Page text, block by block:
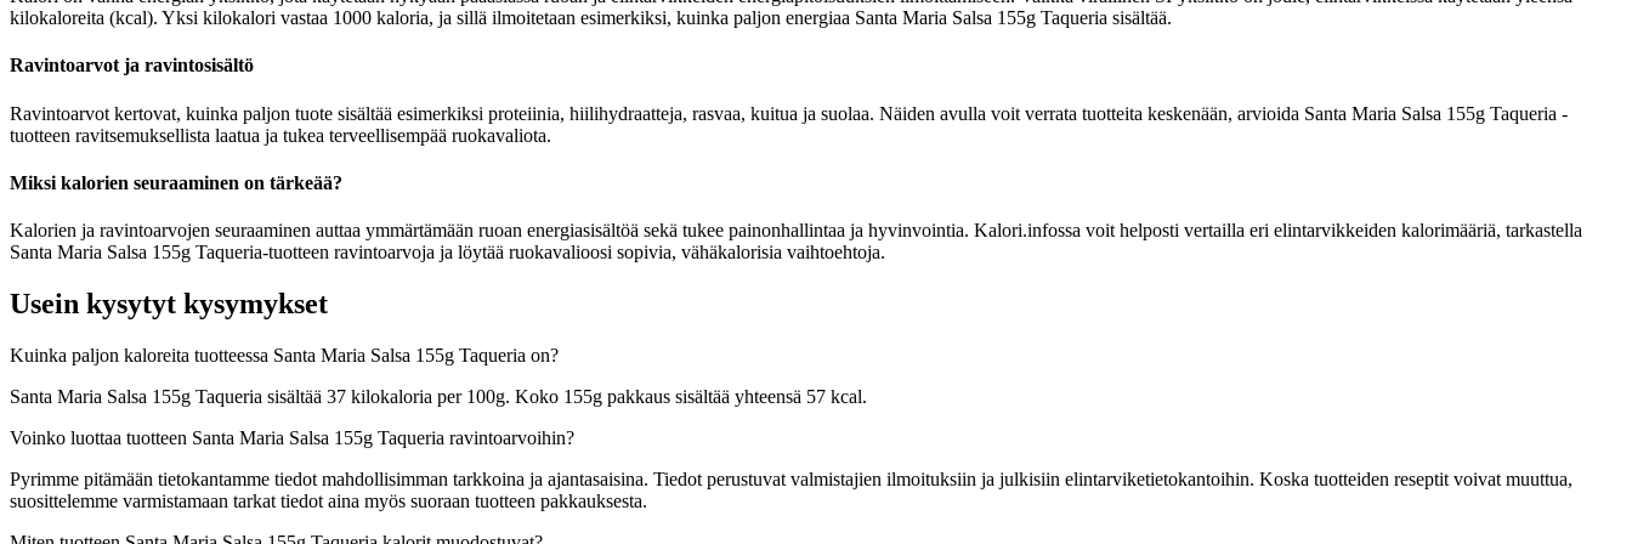
kilokaloreita (kcal). Yksi kilokalori vastaa 1000 kaloria, ja sillä ilmoitetaan esimerkiksi, kuinka paljon energiaa Santa Maria Salsa 155g Taqueria sisältää.
Ravintoarvot ja ravintosisältö
Ravintoarvot kertovat, kuinka paljon tuote sisältää esimerkiksi proteiinia, hiilihydraatteja, rasvaa, kuitua ja suolaa. Näiden avulla voit verrata tuotteita keskenään, arvioida Santa Maria Salsa 155g Taqueria -
tuotteen ravitsemuksellista laatua ja tukea terveellisempää ruokavaliota.
Miksi kalorien seuraaminen on tärkeää?
Kalorien ja ravintoarvojen seuraaminen auttaa ymmärtämään ruoan energiasisältöä sekä tukee painonhallintaa ja hyvinvointia. Kalori.infossa voit helposti vertailla eri elintarvikkeiden kalorimääriä, tarkastella
Santa Maria Salsa 155g Taqueria-tuotteen ravintoarvoja ja löytää ruokavalioosi sopivia, vähäkalorisia vaihtoehtoja.
Usein kysytyt kysymykset
Kuinka paljon kaloreita tuotteessa Santa Maria Salsa 155g Taqueria on?
Santa Maria Salsa 155g Taqueria sisältää 37 kilokaloria per 100g. Koko 155g pakkaus sisältää yhteensä 57 kcal.
Voinko luottaa tuotteen Santa Maria Salsa 155g Taqueria ravintoarvoihin?
Pyrimme pitämään tietokantamme tiedot mahdollisimman tarkkoina ja ajantasaisina. Tiedot perustuvat valmistajien ilmoituksiin ja julkisiin elintarviketietokantoihin. Koska tuotteiden reseptit voivat muuttua,
suosittelemme varmistamaan tarkat tiedot aina myös suoraan tuotteen pakkauksesta.